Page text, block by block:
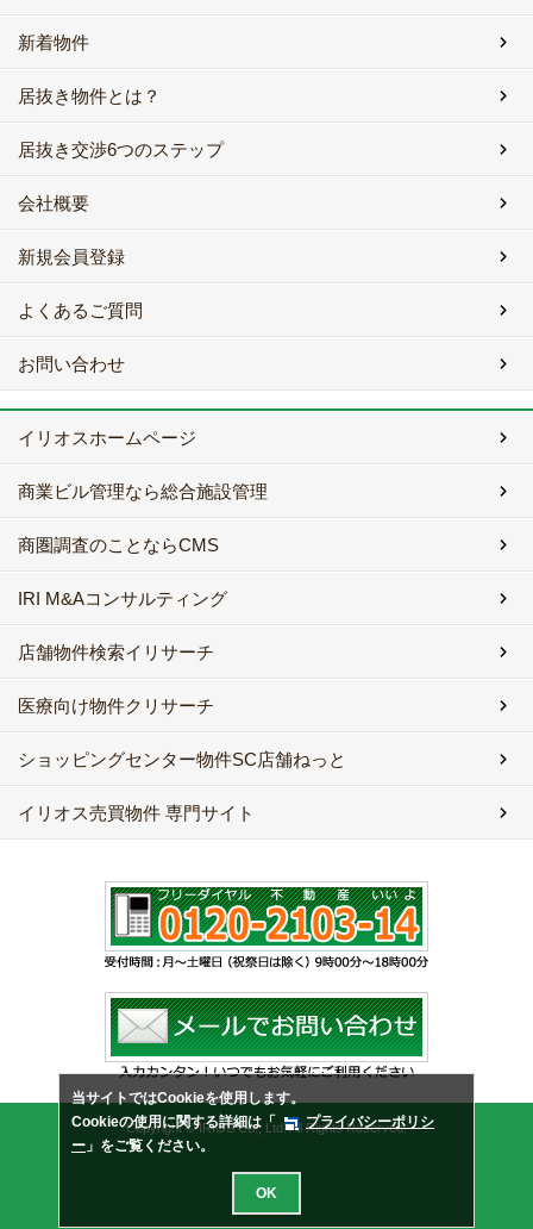
新着物件
居抜き物件とは？
居抜き交渉6つのステップ
会社概要
新規会員登録
よくあるご質問
お問い合わせ
イリオスホームページ
商業ビル管理なら総合施設管理
商圏調査のことならCMS
IRI M&Aコンサルティング
店舗物件検索イリサーチ
医療向け物件クリサーチ
ショッピングセンター物件SC店舗ねっと
イリオス売買物件 専門サイト
Copyright © IRIOS Co., Ltd. All Rights Reserved.
当サイトではCookieを使用します。
Cookieの使用に関する詳細は「
プライバシーポリシ
ー 」をご覧ください。
OK